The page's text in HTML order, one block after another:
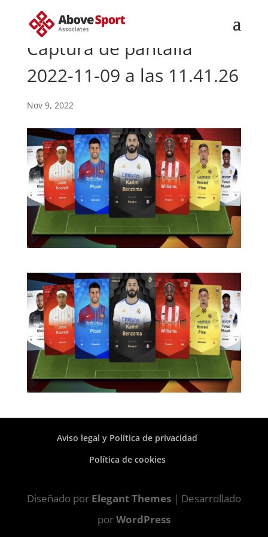
Captura de pantalla
2022-11-09 a las 11.41.26
Nov 9, 2022
Aviso legal y Política de privacidad
Política de cookies
Diseñado por Elegant Themes| Desarrollado
porWordPress